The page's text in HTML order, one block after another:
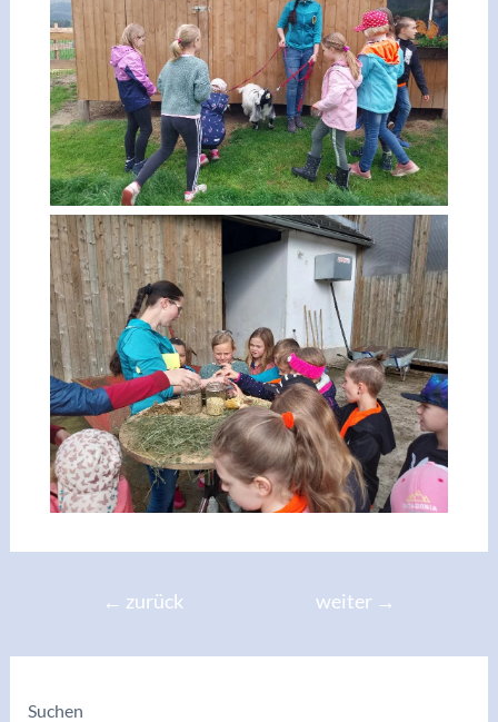
← zurück weiter →
Suchen